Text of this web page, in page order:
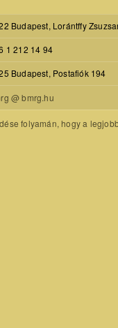
Budapest, Lorántffy
1 212 14 94
Budapest, Postafiók 194
@ bmrg.hu
folyamán, hogy a